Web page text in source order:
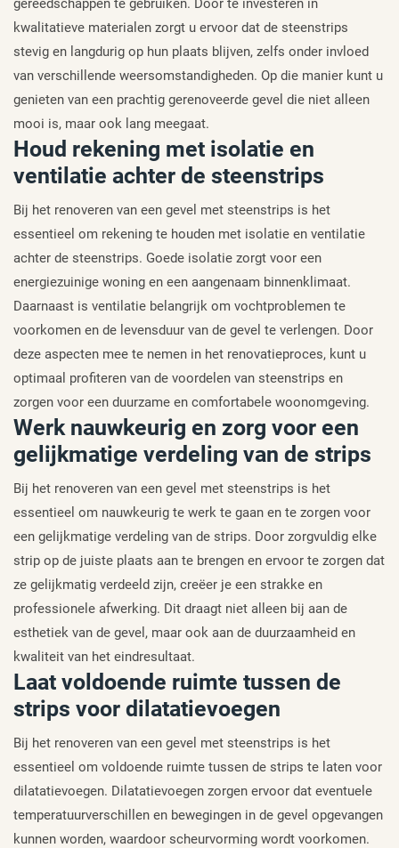
gereedschappen te gebruiken. Door te investeren in
kwalitatieve materialen zorgt u ervoor dat de steenstrips
stevig en langdurig op hun plaats blijven, zelfs onder invloed
van verschillende weersomstandigheden. Op die manier kunt u
genieten van een prachtig gerenoveerde gevel die niet alleen
mooi is, maar ook lang meegaat.
Houd rekening met isolatie en
ventilatie achter de steenstrips
Bij het renoveren van een gevel met steenstrips is het
essentieel om rekening te houden met isolatie en ventilatie
achter de steenstrips. Goede isolatie zorgt voor een
energiezuinige woning en een aangenaam binnenklimaat.
Daarnaast is ventilatie belangrijk om vochtproblemen te
voorkomen en de levensduur van de gevel te verlengen. Door
deze aspecten mee te nemen in het renovatieproces, kunt u
optimaal profiteren van de voordelen van steenstrips en
zorgen voor een duurzame en comfortabele woonomgeving.
Werk nauwkeurig en zorg voor een
gelijkmatige verdeling van de strips
Bij het renoveren van een gevel met steenstrips is het
essentieel om nauwkeurig te werk te gaan en te zorgen voor
een gelijkmatige verdeling van de strips. Door zorgvuldig elke
strip op de juiste plaats aan te brengen en ervoor te zorgen dat
ze gelijkmatig verdeeld zijn, creëer je een strakke en
professionele afwerking. Dit draagt niet alleen bij aan de
esthetiek van de gevel, maar ook aan de duurzaamheid en
kwaliteit van het eindresultaat.
Laat voldoende ruimte tussen de
strips voor dilatatievoegen
Bij het renoveren van een gevel met steenstrips is het
essentieel om voldoende ruimte tussen de strips te laten voor
dilatatievoegen. Dilatatievoegen zorgen ervoor dat eventuele
temperatuurverschillen en bewegingen in de gevel opgevangen
kunnen worden, waardoor scheurvorming wordt voorkomen.